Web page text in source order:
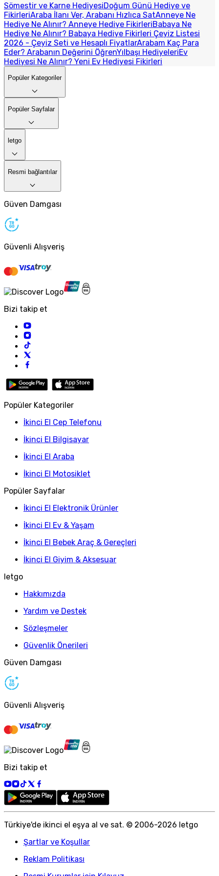
Sömestir ve Karne HediyesiDoğum Günü Hediye ve
FikirleriAraba İlanı Ver, Arabanı Hızlıca SatAnneye Ne
Hediye Ne Alınır? Anneye Hediye FikirleriBabaya Ne
Hediye Ne Alınır? Babaya Hediye Fikirleri Çeyiz Listesi
2026 - Çeyiz Seti ve Hesaplı FiyatlarArabam Kaç Para
Eder? Arabanın Değerini ÖğrenYılbaşı HediyeleriEv
Hediyesi Ne Alınır? Yeni Ev Hediyesi Fikirleri
Popüler Kategoriler
Popüler Sayfalar
letgo
Resmi bağlantılar
Güven Damgası
Güvenli Alışveriş
Bizi takip et
Popüler Kategoriler
İkinci El Cep Telefonu
İkinci El Bilgisayar
İkinci El Araba
İkinci El Motosiklet
Popüler Sayfalar
İkinci El Elektronik Ürünler
İkinci El Ev & Yaşam
İkinci El Bebek Araç & Gereçleri
İkinci El Giyim & Aksesuar
letgo
Hakkımızda
Yardım ve Destek
Sözleşmeler
Güvenlik Önerileri
Güven Damgası
Güvenli Alışveriş
Bizi takip et
Türkiye'de ikinci el eşya al ve sat. © 2006-2026 letgo
Şartlar ve Koşullar
Reklam Politikası